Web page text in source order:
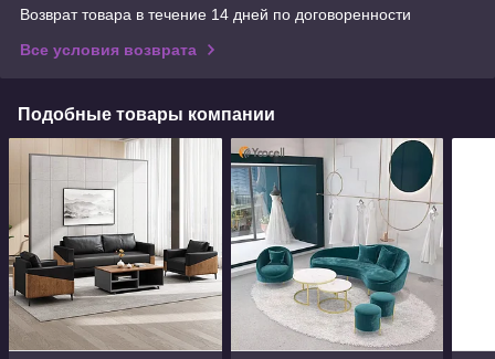
Возврат товара в течение 14 дней по договоренности
Все условия возврата
Подобные товары компании